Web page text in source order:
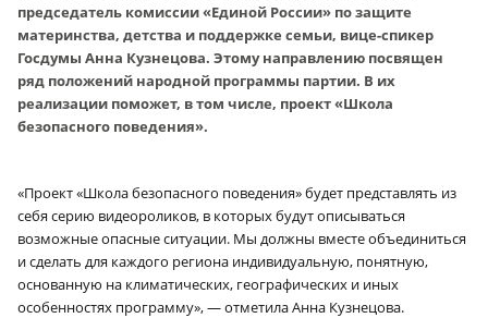
председатель комиссии «Единой России» по защите
материнства, детства и поддержке семьи, вице-спикер
Госдумы Анна Кузнецова. Этому направлению посвящен
ряд положений народной программы партии. В их
реализации поможет, в том числе, проект «Школа
безопасного поведения».
«Проект «Школа безопасного поведения» будет представлять из
себя серию видеороликов, в которых будут описываться
возможные опасные ситуации. Мы должны вместе объединиться
и сделать для каждого региона индивидуальную, понятную,
основанную на климатических, географических и иных
особенностях программу», — отметила Анна Кузнецова.